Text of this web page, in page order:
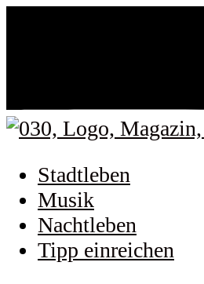
Stadtleben
Musik
Nachtleben
Tipp einreichen